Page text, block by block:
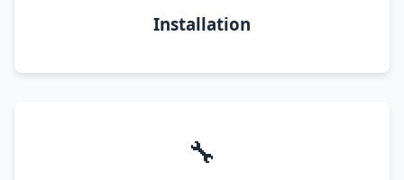
Installation
🔧